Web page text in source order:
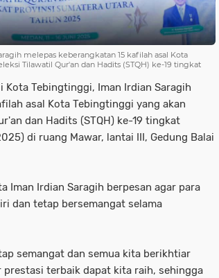
melepas keberangkatan 15 kafilah asal Kota
Tilawatil Qur'an dan Hadits (STQH) ke-19 tingkat
Kota Tebingtinggi, Iman Irdian Saragih
asal Kota Tebingtinggi yang akan
dan Hadits (STQH) ke-19 tingkat
di ruang Mawar, lantai III, Gedung Balai
Iman Irdian Saragih berpesan agar para
dan tetap bersemangat selama
semangat dan semua kita berikhtiar
prestasi terbaik dapat kita raih, sehingga